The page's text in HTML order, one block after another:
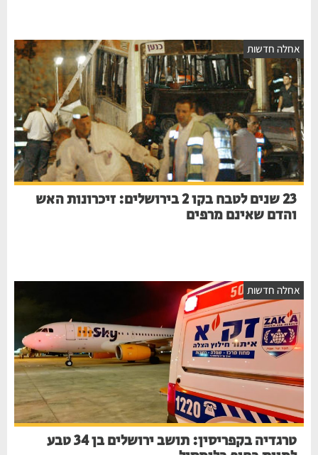
אחלה חדשות
23 שנים לטבח בקו 2 בירושלים: זיכרונות האש
והדם שאינם מרפים
אחלה חדשות
טרגדיה בקפריסין: תושב ירושלים בן 34 טבע